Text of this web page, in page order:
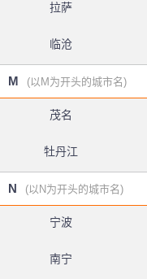
拉萨
临沧
M (以M为开头的城市名)
茂名
牡丹江
N (以N为开头的城市名)
宁波
南宁